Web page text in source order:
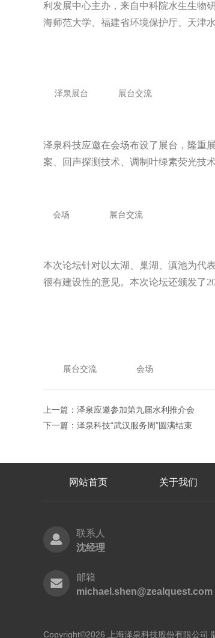
利发展中心主办，来自中科院水生生物
海师范大学、福建省环境保护厅、天津
泽泉展台 展台交流
泽泉科技应邀在会场布设了展台，隆重
案、回声探测技术、调制叶绿素荧光技
会场 展台交流
本次论坛针对以太湖、巢湖、滇池为代
很有建设性的意见。本次论坛还颁发了
展台交流 会场
上一篇： 泽泉应邀参加第九届水利推介会
下一篇： 泽泉科技“武汉服务周”圆满结束
网站首页 关于我们
联系人
沈经理
邮箱
michael.shen@zealquest.com
Copyright©2026 上海泽泉科技股份有限公司